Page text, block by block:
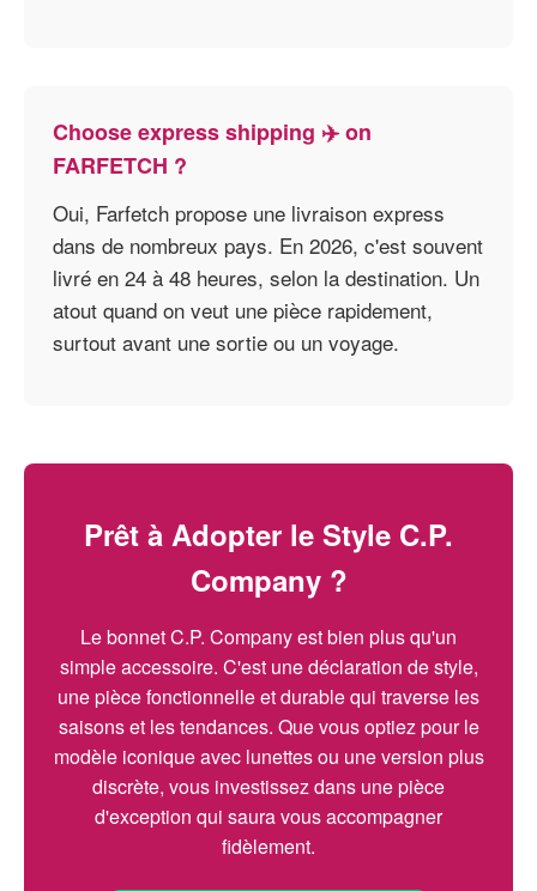
Choose express shipping ✈️ on
FARFETCH ?
Oui, Farfetch propose une livraison express
dans de nombreux pays. En 2026, c'est souvent
livré en 24 à 48 heures, selon la destination. Un
atout quand on veut une pièce rapidement,
surtout avant une sortie ou un voyage.
Prêt à Adopter le Style C.P.
Company ?
Le bonnet C.P. Company est bien plus qu'un
simple accessoire. C'est une déclaration de style,
une pièce fonctionnelle et durable qui traverse les
saisons et les tendances. Que vous optiez pour le
modèle iconique avec lunettes ou une version plus
discrète, vous investissez dans une pièce
d'exception qui saura vous accompagner
fidèlement.